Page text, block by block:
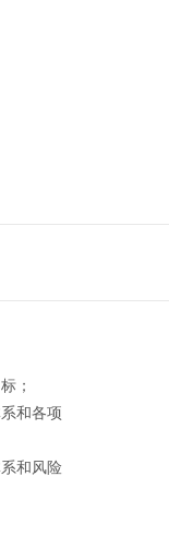
；
和各项
和风险